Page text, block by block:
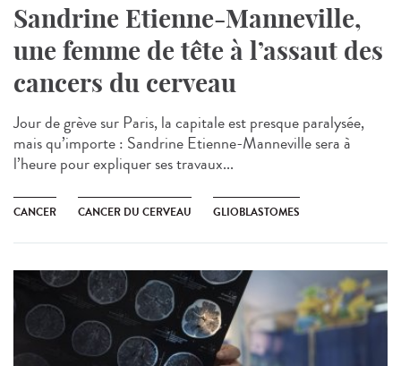
Sandrine Etienne-Manneville,
une femme de tête à l’assaut des
cancers du cerveau
Jour de grève sur Paris, la capitale est presque paralysée,
mais qu’importe : Sandrine Etienne-Manneville sera à
l’heure pour expliquer ses travaux...
CANCER CANCER DU CERVEAU GLIOBLASTOMES